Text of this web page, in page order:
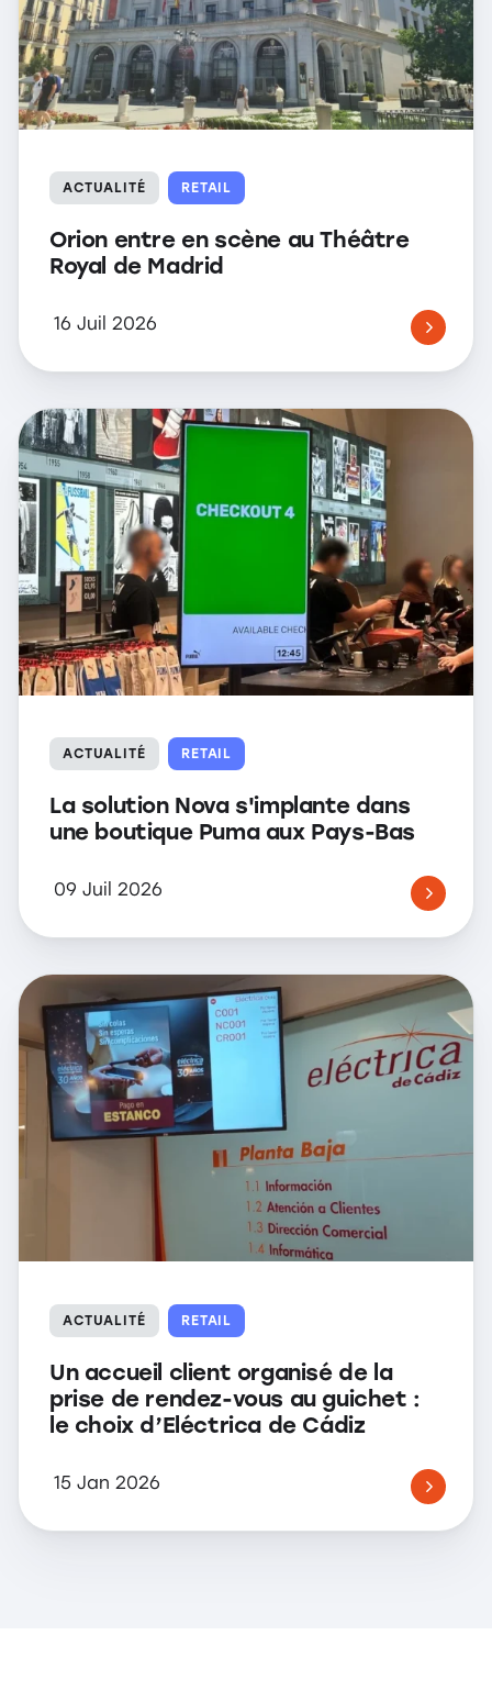
ACTUALITÉ RETAIL
Orion entre en scène au Théâtre
Royal de Madrid
16 Juil 2026
ACTUALITÉ RETAIL
La solution Nova s'implante dans
une boutique Puma aux Pays-Bas
09 Juil 2026
ACTUALITÉ RETAIL
Un accueil client organisé de la
prise de rendez-vous au guichet :
le choix d’Eléctrica de Cádiz
15 Jan 2026